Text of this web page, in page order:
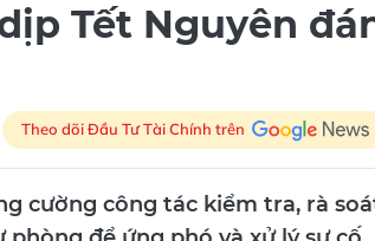
Tết Nguyên
Theo dõi Đầu Tư Tài Chính trên
cường công tác kiểm tra, rà